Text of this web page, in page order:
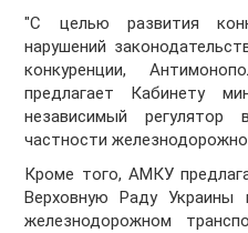
"С целью развития
нарушений
конкуренции,
предлагает Кабинету
независимый
частности
Кроме того, АМКУ
Верховную Раду Украины
железнодорожном